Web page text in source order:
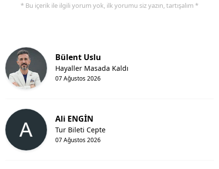
* Bu içerik ile ilgili yorum yok, ilk yorumu siz yazın, tartışalım *
Bülent Uslu
07 Ağustos 2026
Hayaller Masada Kaldı
Ali ENGİN
07 Ağustos 2026
Tur Bileti Cepte